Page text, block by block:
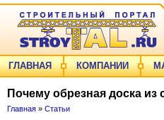
ГЛАВНАЯ КОМПАНИИ
Почему обрезная доска из
Главная » Статьи